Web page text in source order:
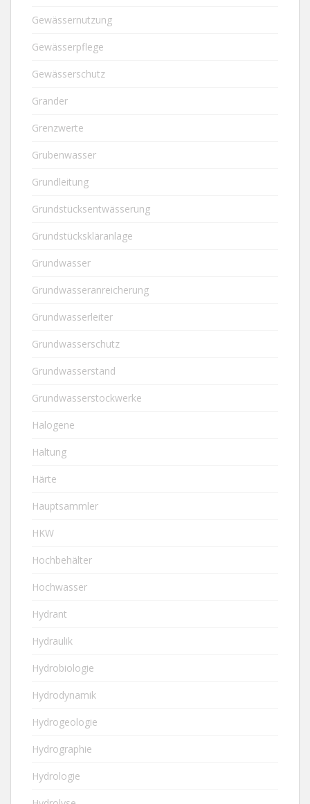
Gewässernutzung
Gewässerpflege
Gewässerschutz
Grander
Grenzwerte
Grubenwasser
Grundleitung
Grundstücksentwässerung
Grundstückskläranlage
Grundwasser
Grundwasseranreicherung
Grundwasserleiter
Grundwasserschutz
Grundwasserstand
Grundwasserstockwerke
Halogene
Haltung
Härte
Hauptsammler
HKW
Hochbehälter
Hochwasser
Hydrant
Hydraulik
Hydrobiologie
Hydrodynamik
Hydrogeologie
Hydrographie
Hydrologie